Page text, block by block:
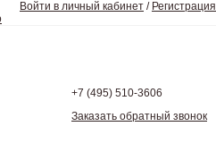
Войти в личный кабинет / Регистрация
+7 (495) 510-3606
Заказать обратный звонок